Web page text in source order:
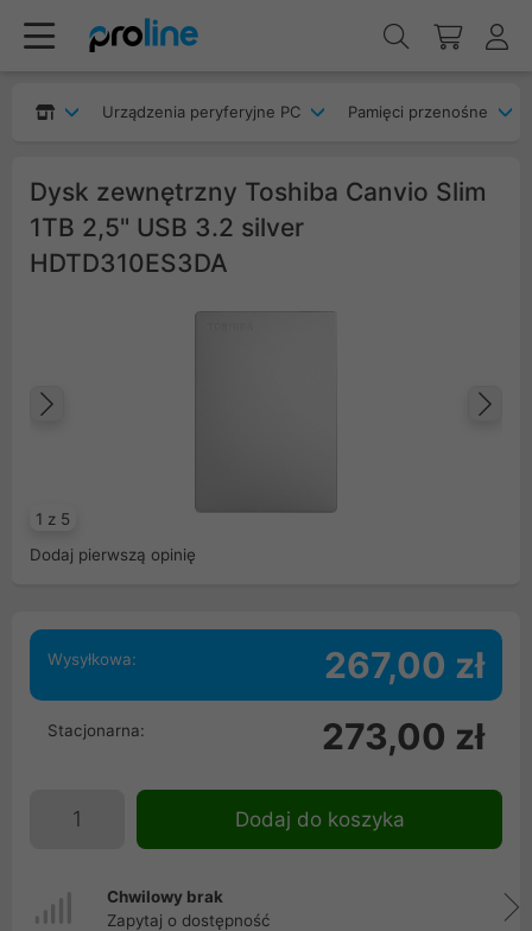
Urządzenia peryferyjne PC Pamięci przenośne
Dysk zewnętrzny Toshiba Canvio Slim
1TB 2,5" USB 3.2 silver
HDTD310ES3DA
1 z 5
Dodaj pierwszą opinię
Wysyłkowa: 267,00 zł
Stacjonarna: 273,00 zł
Dodaj do koszyka
Chwilowy brak
Zapytaj o dostępność